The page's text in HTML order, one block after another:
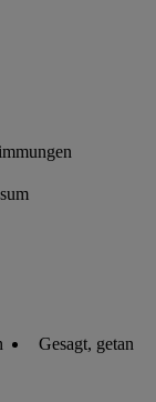
Gesagt, getan